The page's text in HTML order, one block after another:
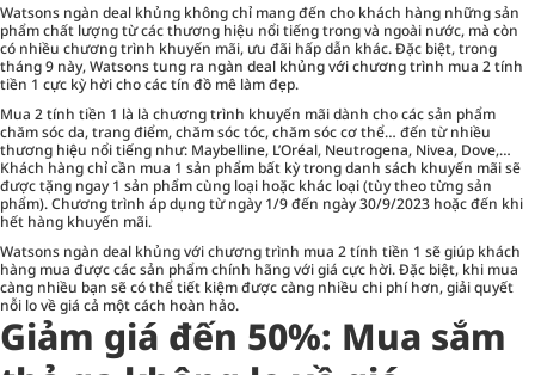
Watsons ngàn deal khủng không chỉ mang đến cho khách hàng những sản
phẩm chất lượng từ các thương hiệu nổi tiếng trong và ngoài nước, mà còn
có nhiều chương trình khuyến mãi, ưu đãi hấp dẫn khác. Đặc biệt, trong
tháng 9 này, Watsons tung ra ngàn deal khủng với chương trình mua 2 tính
tiền 1 cực kỳ hời cho các tín đồ mê làm đẹp.
Mua 2 tính tiền 1 là là chương trình khuyến mãi dành cho các sản phẩm
chăm sóc da, trang điểm, chăm sóc tóc, chăm sóc cơ thể… đến từ nhiều
thương hiệu nổi tiếng như: Maybelline, L’Oréal, Neutrogena, Nivea, Dove,…
Khách hàng chỉ cần mua 1 sản phẩm bất kỳ trong danh sách khuyến mãi sẽ
được tặng ngay 1 sản phẩm cùng loại hoặc khác loại (tùy theo từng sản
phẩm). Chương trình áp dụng từ ngày 1/9 đến ngày 30/9/2023 hoặc đến khi
hết hàng khuyến mãi.
Watsons ngàn deal khủng với chương trình mua 2 tính tiền 1 sẽ giúp khách
hàng mua được các sản phẩm chính hãng với giá cực hời. Đặc biệt, khi mua
càng nhiều bạn sẽ có thể tiết kiệm được càng nhiều chi phí hơn, giải quyết
nỗi lo về giá cả một cách hoàn hảo.
Giảm giá đến 50%: Mua sắm